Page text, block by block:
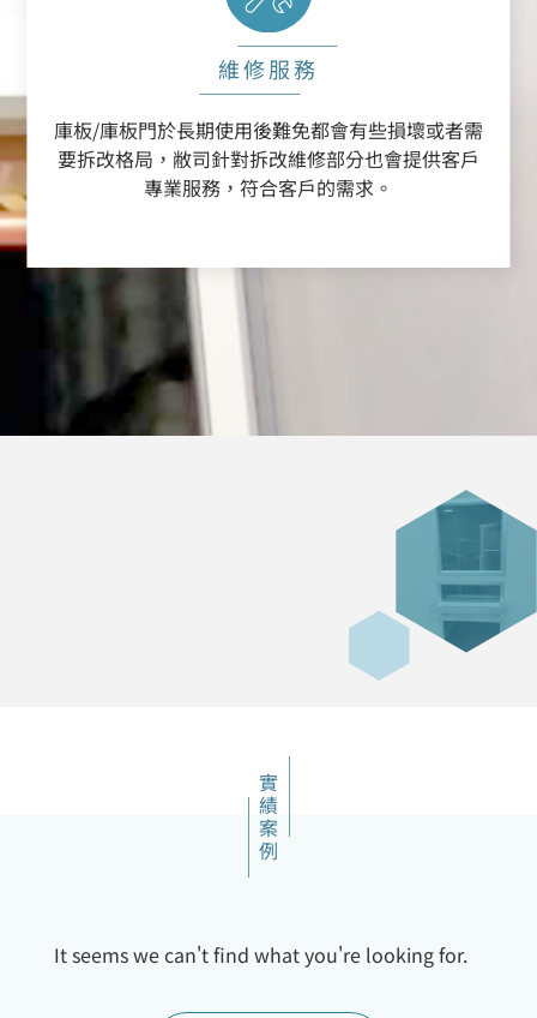
維修服務
庫板/庫板門於長期使用後難免都會有些損壞或者需
要拆改格局，敝司針對拆改維修部分也會提供客戶
專業服務，符合客戶的需求。
實績案例
It seems we can't find what you're looking for.